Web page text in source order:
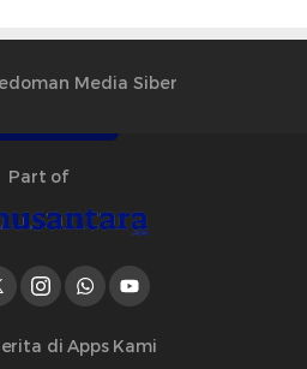
Media Siber
Part of
di Apps Kami